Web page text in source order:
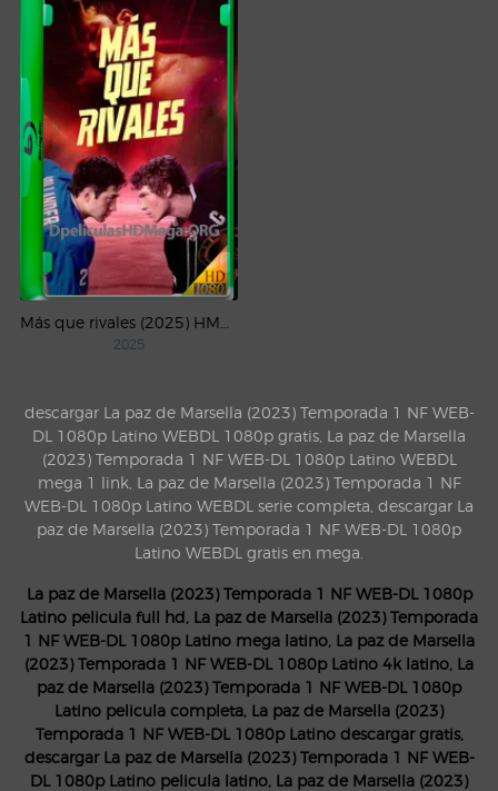
2025
descargar La paz de Marsella (2023) Temporada 1 NF WEB-
DL 1080p Latino WEBDL 1080p gratis, La paz de Marsella
(2023) Temporada 1 NF WEB-DL 1080p Latino WEBDL
mega 1 link, La paz de Marsella (2023) Temporada 1 NF
WEB-DL 1080p Latino WEBDL serie completa, descargar La
paz de Marsella (2023) Temporada 1 NF WEB-DL 1080p
Latino WEBDL gratis en mega.
La paz de Marsella (2023) Temporada 1 NF WEB-DL 1080p
Latino pelicula full hd, La paz de Marsella (2023) Temporada
1 NF WEB-DL 1080p Latino mega latino, La paz de Marsella
(2023) Temporada 1 NF WEB-DL 1080p Latino 4k latino, La
paz de Marsella (2023) Temporada 1 NF WEB-DL 1080p
Latino pelicula completa, La paz de Marsella (2023)
Temporada 1 NF WEB-DL 1080p Latino descargar gratis,
descargar La paz de Marsella (2023) Temporada 1 NF WEB-
DL 1080p Latino pelicula latino, La paz de Marsella (2023)